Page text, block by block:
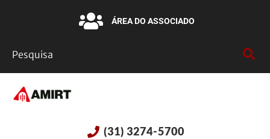
ÁREA DO ASSOCIADO
(31) 3274-5700